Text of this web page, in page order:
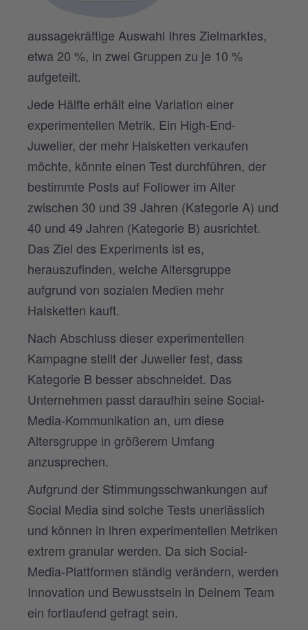
aussagekräftige Auswahl Ihres Zielmarktes,
etwa 20 %, in zwei Gruppen zu je 10 %
aufgeteilt.
Jede Hälfte erhält eine Variation einer
experimentellen Metrik. Ein High-End-
Juwelier, der mehr Halsketten verkaufen
möchte, könnte einen Test durchführen, der
bestimmte Posts auf Follower im Alter
zwischen 30 und 39 Jahren (Kategorie A) und
40 und 49 Jahren (Kategorie B) ausrichtet.
Das Ziel des Experiments ist es,
herauszufinden, welche Altersgruppe
aufgrund von sozialen Medien mehr
Halsketten kauft.
Nach Abschluss dieser experimentellen
Kampagne stellt der Juwelier fest, dass
Kategorie B besser abschneidet. Das
Unternehmen passt daraufhin seine Social-
Media-Kommunikation an, um diese
Altersgruppe in größerem Umfang
anzusprechen.
Aufgrund der Stimmungsschwankungen auf
Social Media sind solche Tests unerlässlich
und können in ihren experimentellen Metriken
extrem granular werden. Da sich Social-
Media-Plattformen ständig verändern, werden
Innovation und Bewusstsein in Deinem Team
ein fortlaufend gefragt sein.